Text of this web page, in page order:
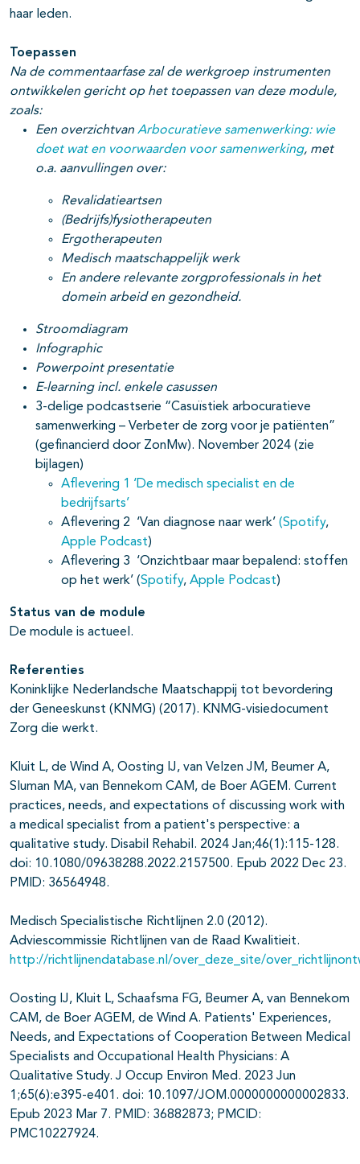
haar leden.
Toepassen
Na de commentaarfase zal de werkgroep instrumenten
ontwikkelen gericht op het toepassen van deze module,
zoals:
Een overzichtvan Arbocuratieve samenwerking: wie
doet wat en voorwaarden voor samenwerking, met
o.a. aanvullingen over:
Revalidatieartsen
(Bedrijfs)fysiotherapeuten
Ergotherapeuten
Medisch maatschappelijk werk
En andere relevante zorgprofessionals in het
domein arbeid en gezondheid.
Stroomdiagram
Infographic
Powerpoint presentatie
E-learning incl. enkele casussen
3-delige podcastserie “Casuïstiek arbocuratieve
samenwerking – Verbeter de zorg voor je patiënten”
(gefinancierd door ZonMw). November 2024 (zie
bijlagen)
Aflevering 1 ‘De medisch specialist en de
bedrijfsarts’
Aflevering 2 ‘Van diagnose naar werk’ (Spotify,
Apple Podcast)
Aflevering 3 ‘Onzichtbaar maar bepalend: stoffen
op het werk’ (Spotify, Apple Podcast)
Status van de module
De module is actueel.
Referenties
Koninklijke Nederlandsche Maatschappij tot bevordering
der Geneeskunst (KNMG) (2017). KNMG-visiedocument
Zorg die werkt.
Kluit L, de Wind A, Oosting IJ, van Velzen JM, Beumer A,
Sluman MA, van Bennekom CAM, de Boer AGEM. Current
practices, needs, and expectations of discussing work with
a medical specialist from a patient's perspective: a
qualitative study. Disabil Rehabil. 2024 Jan;46(1):115-128.
doi: 10.1080/09638288.2022.2157500. Epub 2022 Dec 23.
PMID: 36564948.
Medisch Specialistische Richtlijnen 2.0 (2012).
Adviescommissie Richtlijnen van de Raad Kwalitieit.
http://richtlijnendatabase.nl/over_deze_site/
Oosting IJ, Kluit L, Schaafsma FG, Beumer A, van Bennekom
CAM, de Boer AGEM, de Wind A. Patients' Experiences,
Needs, and Expectations of Cooperation Between Medical
Specialists and Occupational Health Physicians: A
Qualitative Study. J Occup Environ Med. 2023 Jun
1;65(6):e395-e401. doi: 10.1097/JOM.0000000000002833.
Epub 2023 Mar 7. PMID: 36882873; PMCID:
PMC10227924.